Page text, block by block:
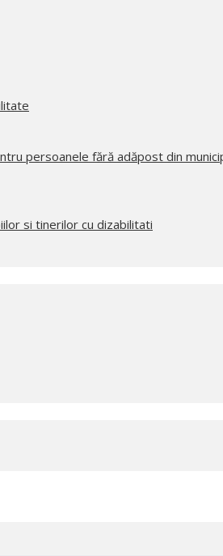
persoanele fără adăpost din
si tinerilor cu dizabilitati